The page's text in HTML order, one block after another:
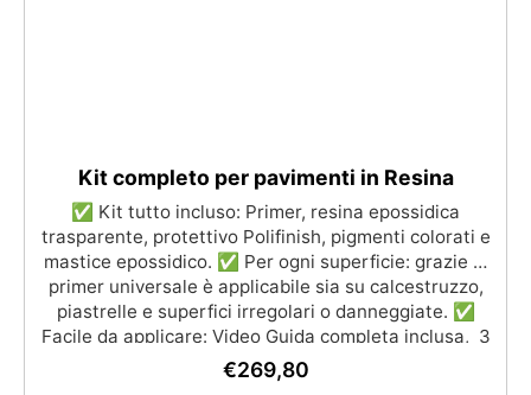
Kit completo per pavimenti in Resina
✅ Kit tutto incluso: Primer, resina epossidica
trasparente, protettivo Polifinish, pigmenti colorati e
mastice epossidico. ✅ Per ogni superficie: grazie al
primer universale è applicabile sia su calcestruzzo,
piastrelle e superfici irregolari o danneggiate. ✅
Facile da applicare: Video Guida completa inclusa, 3
semplici passaggi, dalla preparazione della superficie
alla finitura protettiva antigraffio. ✅ Risultati
€269,80